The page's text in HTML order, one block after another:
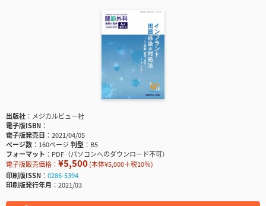
出版社
メジカルビュー社
電子版ISBN
電子版発売日
2021/04/05
ページ数
160ページ判型
B5
フォーマット
PDF（パソコンへのダウンロード不可）
電子版販売価格： ¥5,500(本体¥5,000＋税10％)
印刷版ISSN
0286-5394
印刷版発行年月
2021/03